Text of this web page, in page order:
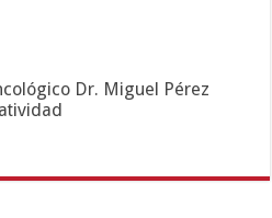
Dr. Miguel Pérez